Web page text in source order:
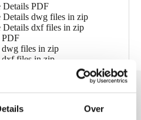
Over
Details PDF
Details dwg files in zip
Details dxf files in zip
PDF
dwg files in zip
dxf files in zip
PDF
dwg files in zip
dxf files in zip (nur auf